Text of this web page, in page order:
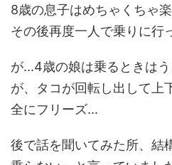
8歳の息子はめちゃくちゃ
その後再度一人で乗りに行
が...4歳の娘は乗るときは
が、タコが回転し出して上
全にフリーズ...
後で話を聞いてみた所、結